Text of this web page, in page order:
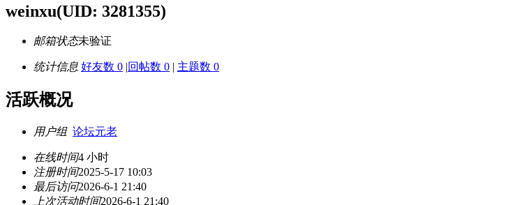
weinxu(UID: 3281355)
邮箱状态未验证
统计信息 好友数 0 |回帖数 0 | 主题数 0
活跃概况
用户组 论坛元老
在线时间4 小时
注册时间2025-5-17 10:03
最后访问2026-6-1 21:40
上次活动时间2026-6-1 21:40